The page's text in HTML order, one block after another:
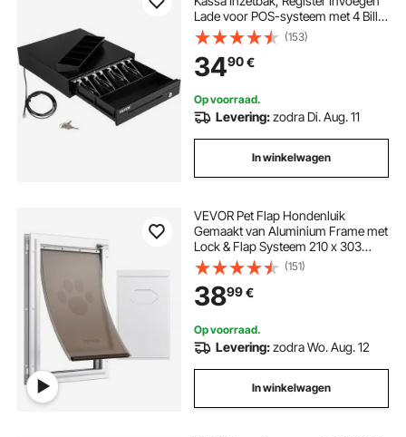
Lade voor POS-systeem met 4 Bill 5
Coin, Verwijderbaar Muntvak en 2
Sleutels, RJ11/RJ12-kabel voor
Supermarkt Bar Coffeeshop
Restaurant
(153)
3490€
Op voorraad.
Levering:zodra Di. Aug. 11
In winkelwagen
VEVOR Pet Flap Hondenluik
Gemaakt van Aluminium Frame met
Lock & Flap Systeem 210 x 303
mm, Weerbestendig Hondenluik
Huisdierdeur Geschikt voor Katten
Honden Kittens (Wit-S) Eenvoudige
Installatie
(151)
3899€
Op voorraad.
Levering:zodra Wo. Aug. 12
In winkelwagen